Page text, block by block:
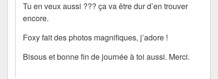
Tu en veux aussi ??? ça va être dur d’en trouver
encore.
Foxy fait des photos magnifiques, j’adore !
Bisous et bonne fin de journée à toi aussi. Merci.